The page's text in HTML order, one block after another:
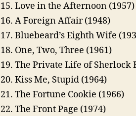
Love in the Afternoon (1957)
A Foreign Affair (1948)
Bluebeard’s Eighth Wife
One, Two, Three (1961)
The Private Life of Sherlock
Kiss Me, Stupid (1964)
The Fortune Cookie (1966)
The Front Page (1974)